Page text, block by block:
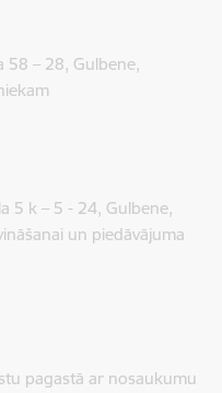
58 – 28, Gulbene,
5 k – 5 - 24, Gulbene,
un piedāvājuma
pagastā ar nosaukumu